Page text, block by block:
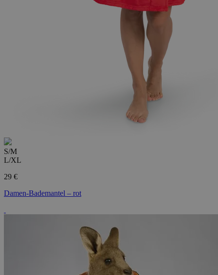
S/M
L/XL
29 €
Damen-Bademantel – rot